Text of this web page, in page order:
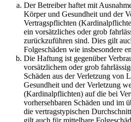
Der Betreiber haftet mit
Körper und Gesundheit und der
Vertragspflichten
ein vorsätzliches oder grob
zurückzuführen sind. Dies gilt
Folgeschäden wie insbesondere
Die Haftung ist gegenüber
vorsätzlichem oder grob
Schäden aus der Verletzung von
Gesundheit und der Verletzung
(Kardinalpflichten) auf die bei
vorhersehbaren Schäden und im
die vertragstypischen
gilt auch für mittelbare